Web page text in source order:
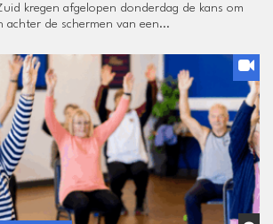
kregen afgelopen donderdag de kans om
achter de schermen van een...